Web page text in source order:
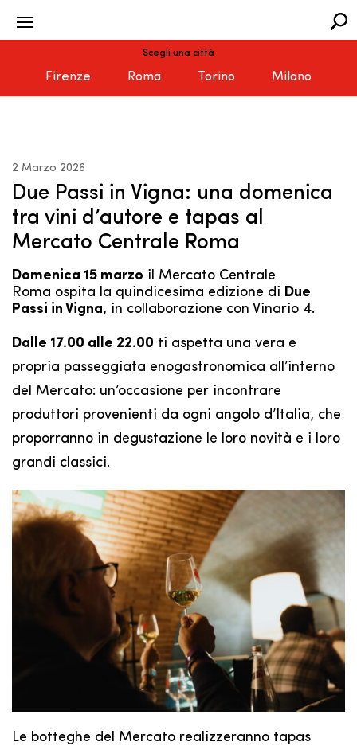
Scegli una città
Firenze Roma Torino Milano
2 Marzo 2026
Due Passi in Vigna: una domenica
tra vini d’autore e tapas al
Mercato Centrale Roma
Domenica 15 marzo il Mercato Centrale
Roma ospita la quindicesima edizione di Due
Passi in Vigna, in collaborazione con Vinario 4.
Dalle 17.00 alle 22.00 ti aspetta una vera e
propria passeggiata enogastronomica all’interno
del Mercato: un’occasione per incontrare
produttori provenienti da ogni angolo d’Italia, che
proporranno in degustazione le loro novità e i loro
grandi classici.
Le botteghe del Mercato realizzeranno tapas